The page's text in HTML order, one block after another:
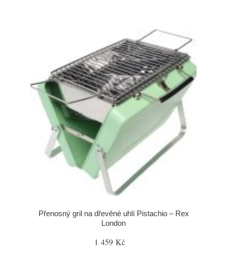
Přenosný gril na dřevěné uhlí Pistachio – Rex
London
1 459 Kč